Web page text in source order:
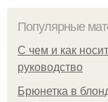
Популярные
С чем и как
руководство
Брюнетка в